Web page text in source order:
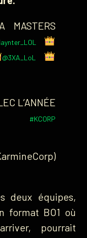
MASTERS
@3XA_LoL
L’ANNÉE
#KCORP
deux équipes,
format BO1 où
pourrait